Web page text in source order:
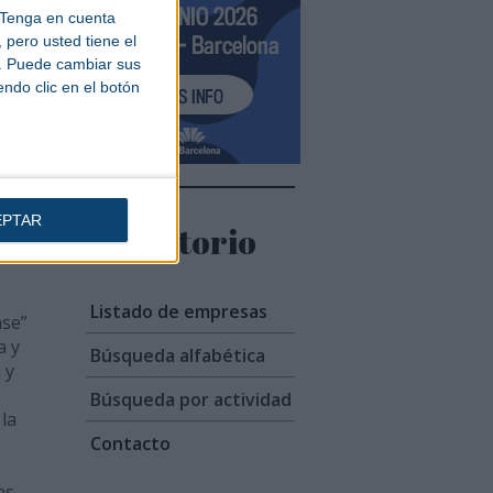
Tenga en cuenta
pero usted tiene el
Puede cambiar sus
clic en el botón
y
y
Directorio
Listado de empresas
Búsqueda alfabética
Búsqueda por actividad
Contacto